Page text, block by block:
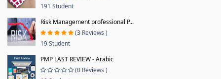
191 Student
Risk Management professional P...
(3 Reviews )
19 Student
PMP LAST REVIEW - Arabic
(0 Reviews )